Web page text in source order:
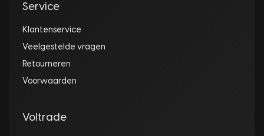
Service
Klantenservice
Veelgestelde vragen
Retourneren
Voorwaarden
Voltrade